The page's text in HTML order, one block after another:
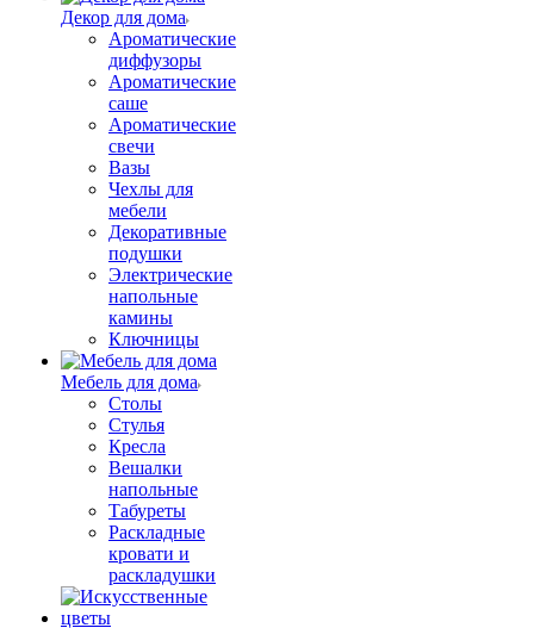
Декор для дома
Ароматические
диффузоры
Ароматические
саше
Ароматические
свечи
Вазы
Чехлы для
мебели
Декоративные
подушки
Электрические
напольные
камины
Ключницы
Мебель для дома
Столы
Стулья
Кресла
Вешалки
напольные
Табуреты
Раскладные
кровати и
раскладушки